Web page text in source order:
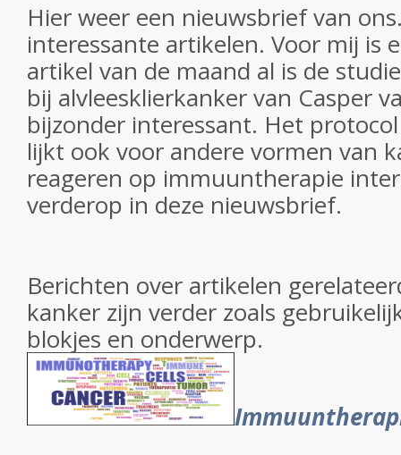
Hier weer een nieuwsbrief van
interessante artikelen. Voor mij is
artikel van de maand al is de
bij alvleesklierkanker van Casper
bijzonder interessant. Het
lijkt ook voor andere vormen van
reageren op immuuntherapie
verderop in deze nieuwsbrief.
Berichten over artikelen
kanker zijn verder zoals
blokjes en onderwerp.